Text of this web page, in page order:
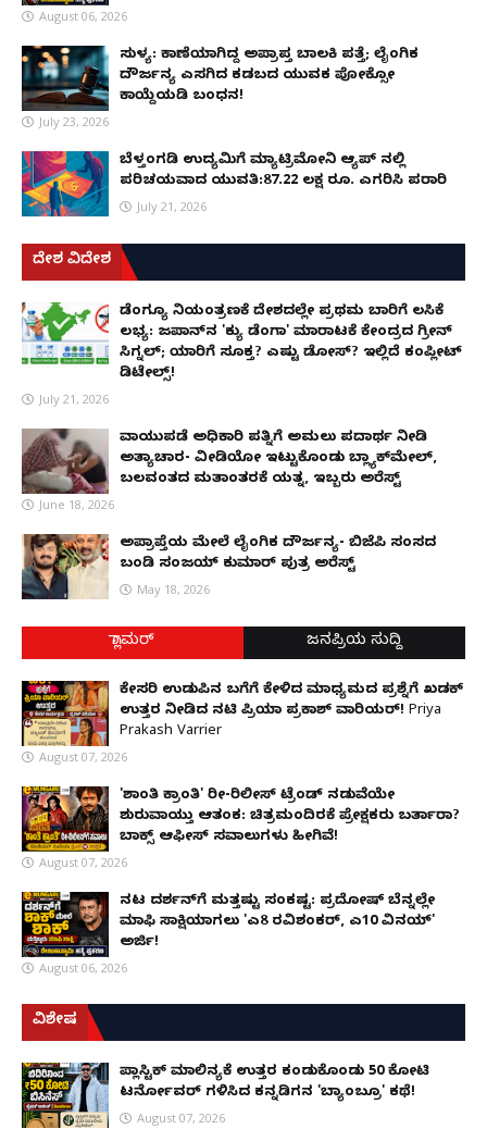
August 06, 2026
ಸುಳ್ಯ: ಕಾಣೆಯಾಗಿದ್ದ ಅಪ್ರಾಪ್ತ ಬಾಲಕಿ ಪತ್ತೆ; ಲೈಂಗಿಕ
ದೌರ್ಜನ್ಯ ಎಸಗಿದ ಕಡಬದ ಯುವಕ ಪೋಕ್ಸೋ
ಕಾಯ್ದೆಯಡಿ ಬಂಧನ!
July 23, 2026
ಬೆಳ್ತಂಗಡಿ ಉದ್ಯಮಿಗೆ ಮ್ಯಾಟ್ರಿಮೋನಿ ಆ್ಯಪ್ ನಲ್ಲಿ
ಪರಿಚಯವಾದ ಯುವತಿ:87.22 ಲಕ್ಷ ರೂ. ಎಗರಿಸಿ ಪರಾರಿ
July 21, 2026
ದೇಶ ವಿದೇಶ
ಡೆಂಗ್ಯೂ ನಿಯಂತ್ರಣಕ್ಕೆ ದೇಶದಲ್ಲೇ ಪ್ರಥಮ ಬಾರಿಗೆ ಲಸಿಕೆ
ಲಭ್ಯ: ಜಪಾನ್‌ನ 'ಕ್ಯು ಡೆಂಗಾ' ಮಾರಾಟಕ್ಕೆ ಕೇಂದ್ರದ ಗ್ರೀನ್
ಸಿಗ್ನಲ್; ಯಾರಿಗೆ ಸೂಕ್ತ? ಎಷ್ಟು ಡೋಸ್? ಇಲ್ಲಿದೆ ಕಂಪ್ಲೀಟ್
ಡಿಟೇಲ್ಸ್!
July 21, 2026
ವಾಯುಪಡೆ ಅಧಿಕಾರಿ ಪತ್ನಿಗೆ ಅಮಲು ಪದಾರ್ಥ ನೀಡಿ
ಅತ್ಯಾಚಾರ- ವೀಡಿಯೋ ಇಟ್ಟುಕೊಂಡು ಬ್ಲ್ಯಾಕ್‌ಮೇಲ್,
ಬಲವಂತದ ಮತಾಂತರಕ್ಕೆ ಯತ್ನ, ಇಬ್ಬರು ಅರೆಸ್ಟ್
June 18, 2026
ಅಪ್ರಾಪ್ತೆಯ ಮೇಲೆ ಲೈಂಗಿಕ ದೌರ್ಜನ್ಯ- ಬಿಜೆಪಿ ಸಂಸದ
ಬಂಡಿ ಸಂಜಯ್ ಕುಮಾರ್ ಪುತ್ರ ಅರೆಸ್ಟ್
May 18, 2026
ಗ್ಲಾಮರ್ ಜನಪ್ರಿಯ ಸುದ್ದಿ
ಕೇಸರಿ ಉಡುಪಿನ ಬಗೆಗೆ ಕೇಳಿದ ಮಾಧ್ಯಮದ ಪ್ರಶ್ನೆಗೆ ಖಡಕ್
ಉತ್ತರ ನೀಡಿದ ನಟಿ ಪ್ರಿಯಾ ಪ್ರಕಾಶ್ ವಾರಿಯರ್! Priya
Prakash Varrier
August 07, 2026
'ಶಾಂತಿ ಕ್ರಾಂತಿ' ರೀ-ರಿಲೀಸ್ ಟ್ರೆಂಡ್ ನಡುವೆಯೇ
ಶುರುವಾಯ್ತು ಆತಂಕ: ಚಿತ್ರಮಂದಿರಕ್ಕೆ ಪ್ರೇಕ್ಷಕರು ಬರ್ತಾರಾ?
ಬಾಕ್ಸ್ ಆಫೀಸ್ ಸವಾಲುಗಳು ಹೀಗಿವೆ!
August 07, 2026
ನಟ ದರ್ಶನ್‌ಗೆ ಮತ್ತಷ್ಟು ಸಂಕಷ್ಟ: ಪ್ರದೋಷ್ ಬೆನ್ನಲ್ಲೇ
ಮಾಫಿ ಸಾಕ್ಷಿಯಾಗಲು 'ಎ8 ರವಿಶಂಕರ್, ಎ10 ವಿನಯ್'
ಅರ್ಜಿ!
August 06, 2026
ವಿಶೇಷ
ಪ್ಲಾಸ್ಟಿಕ್ ಮಾಲಿನ್ಯಕ್ಕೆ ಉತ್ತರ ಕಂಡುಕೊಂಡು ₹50 ಕೋಟಿ
ಟರ್ನೋವರ್ ಗಳಿಸಿದ ಕನ್ನಡಿಗನ 'ಬ್ಯಾಂಬ್ರೂ' ಕಥೆ!
August 07, 2026